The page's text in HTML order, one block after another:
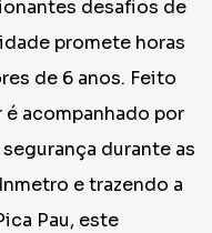
desafios de
promete horas
de 6 anos. Feito
acompanhado por
durante as
e trazendo a
Pau, este